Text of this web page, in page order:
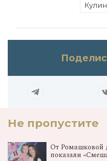
Не пропустите
От Ромашковой
показали